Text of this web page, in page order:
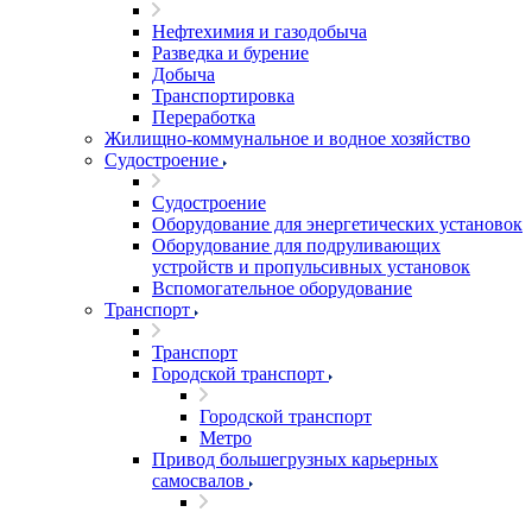
Нефтехимия и газодобыча
Разведка и бурение
Добыча
Транспортировка
Переработка
Жилищно-коммунальное и водное хозяйство
Судостроение
Судостроение
Оборудование для энергетических установок
Оборудование для подруливающих
устройств и пропульсивных установок
Вспомогательное оборудование
Транспорт
Транспорт
Городской транспорт
Городской транспорт
Метро
Привод большегрузных карьерных
самосвалов